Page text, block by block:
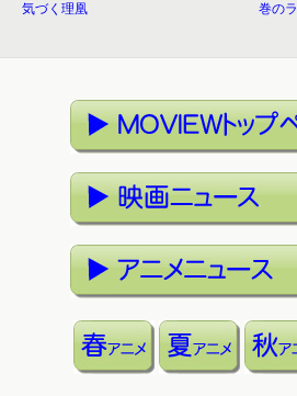
気づく理凰
巻の